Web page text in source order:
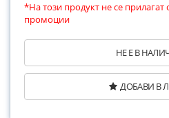
*На този продукт не се прилагат
промоции
НЕ Е В
ДОБАВИ В